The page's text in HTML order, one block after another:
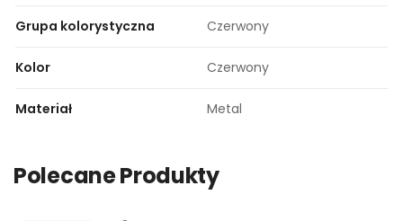
Grupa kolorystyczna Czerwony
Kolor Czerwony
Materiał Metal
Polecane Produkty